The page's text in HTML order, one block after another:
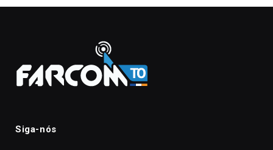
Siga-nós